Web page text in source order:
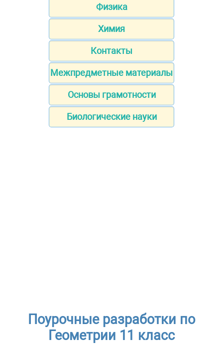
Физика
Химия
Контакты
Межпредметные материалы
Основы грамотности
Биологические науки
Поурочные разработки по
Геометрии 11 класс